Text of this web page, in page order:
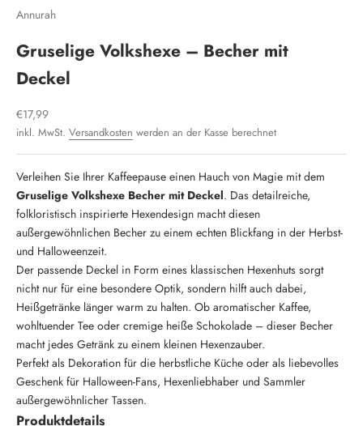
Annurah
Gruselige Volkshexe – Becher mit
Deckel
Angebot
€17,99
inkl. MwSt. Versandkosten werden an der Kasse berechnet
Verleihen Sie Ihrer Kaffeepause einen Hauch von Magie mit dem
Gruselige Volkshexe Becher mit Deckel. Das detailreiche,
folkloristisch inspirierte Hexendesign macht diesen
außergewöhnlichen Becher zu einem echten Blickfang in der Herbst-
und Halloweenzeit.
Der passende Deckel in Form eines klassischen Hexenhuts sorgt
nicht nur für eine besondere Optik, sondern hilft auch dabei,
Heißgetränke länger warm zu halten. Ob aromatischer Kaffee,
wohltuender Tee oder cremige heiße Schokolade – dieser Becher
macht jedes Getränk zu einem kleinen Hexenzauber.
Perfekt als Dekoration für die herbstliche Küche oder als liebevolles
Geschenk für Halloween-Fans, Hexenliebhaber und Sammler
außergewöhnlicher Tassen.
Produktdetails